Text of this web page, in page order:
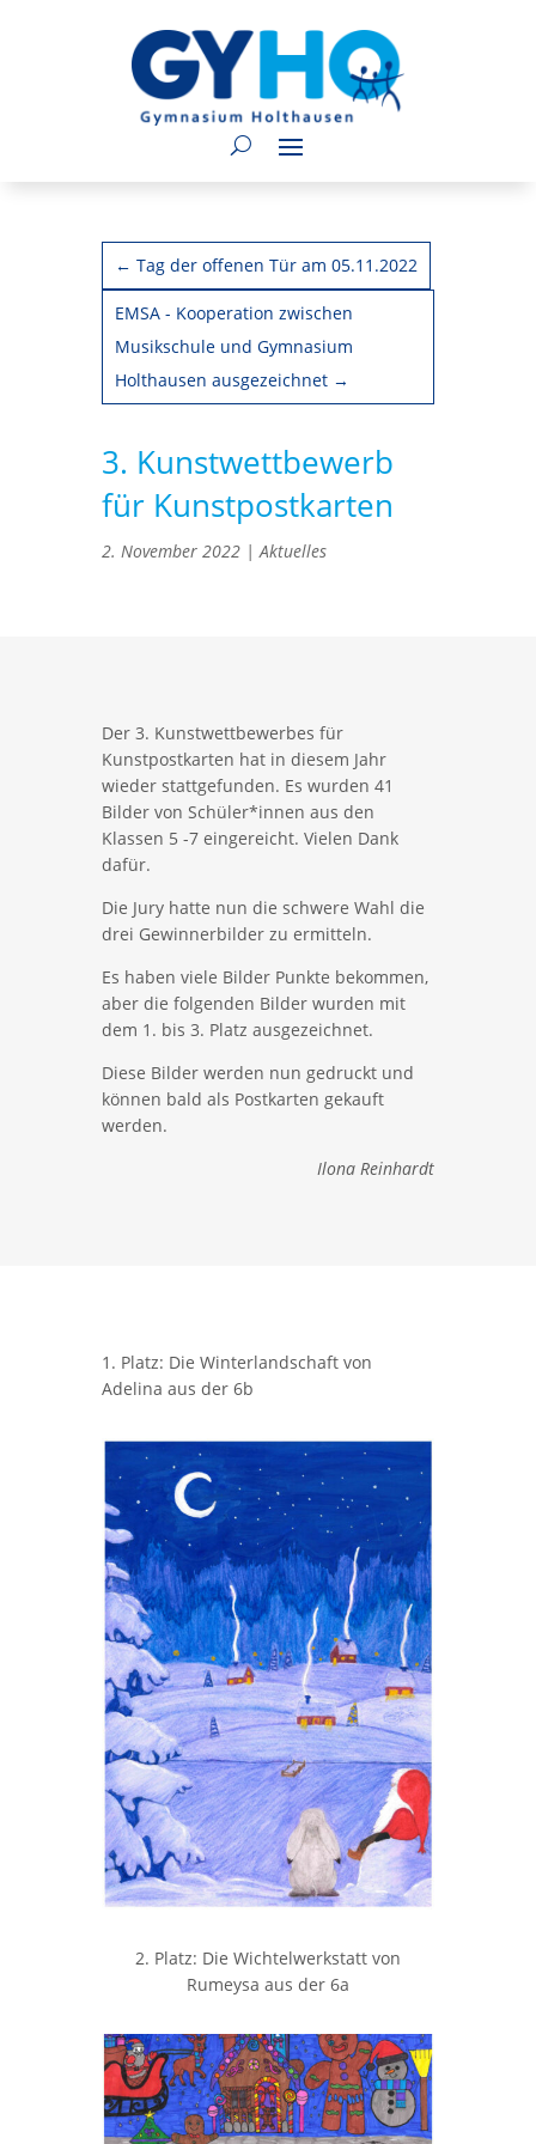
← Tag der offenen Tür am 05.11.2022
EMSA - Kooperation zwischen
Musikschule und Gymnasium
Holthausen ausgezeichnet→
3. Kunstwettbewerb
für Kunstpostkarten
2. November 2022|Aktuelles
Der 3. Kunstwettbewerbes für
Kunstpostkarten hat in diesem Jahr
wieder stattgefunden. Es wurden 41
Bilder von Schüler*innen aus den
Klassen 5 -7 eingereicht. Vielen Dank
dafür.
Die Jury hatte nun die schwere Wahl die
drei Gewinnerbilder zu ermitteln.
Es haben viele Bilder Punkte bekommen,
aber die folgenden Bilder wurden mit
dem 1. bis 3. Platz ausgezeichnet.
Diese Bilder werden nun gedruckt und
können bald als Postkarten gekauft
werden.
Ilona Reinhardt
1. Platz: Die Winterlandschaft von
Adelina aus der 6b
2. Platz: Die Wichtelwerkstatt von
Rumeysa aus der 6a